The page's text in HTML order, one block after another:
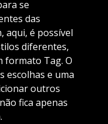
se
das
aqui, é possível
diferentes,
formato Tag. O
escolhas e uma
outros
fica apenas